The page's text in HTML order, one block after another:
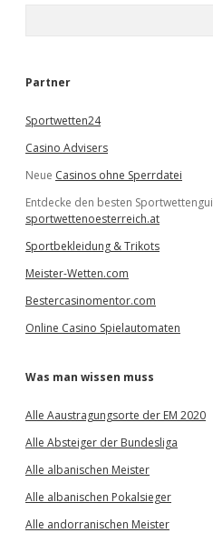
e
Partner
Sportwetten24
Casino Advisers
Neue Casinos ohne Sperrdatei
Entdecke den besten
sportwettenoesterreich.at
Sportbekleidung & Trikots
Meister-Wetten.com
Bestercasinomentor.com
Online Casino Spielautomaten
Was man wissen muss
Alle Aaustragungsorte der EM 2020
Alle Absteiger der Bundesliga
Alle albanischen Meister
Alle albanischen Pokalsieger
Alle andorranischen Meister